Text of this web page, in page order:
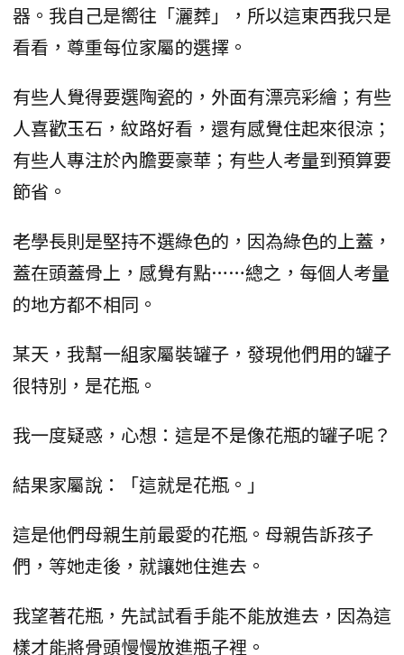
器。我自己是嚮往「灑葬」，所以這東西我只是
看看，尊重每位家屬的選擇。
有些人覺得要選陶瓷的，外面有漂亮彩繪；有些
人喜歡玉石，紋路好看，還有感覺住起來很涼；
有些人專注於內膽要豪華；有些人考量到預算要
節省。
老學長則是堅持不選綠色的，因為綠色的上蓋，
蓋在頭蓋骨上，感覺有點……總之，每個人考量
的地方都不相同。
某天，我幫一組家屬裝罐子，發現他們用的罐子
很特別，是花瓶。
我一度疑惑，心想：這是不是像花瓶的罐子呢？
結果家屬說：「這就是花瓶。」
這是他們母親生前最愛的花瓶。母親告訴孩子
們，等她走後，就讓她住進去。
我望著花瓶，先試試看手能不能放進去，因為這
樣才能將骨頭慢慢放進瓶子裡。